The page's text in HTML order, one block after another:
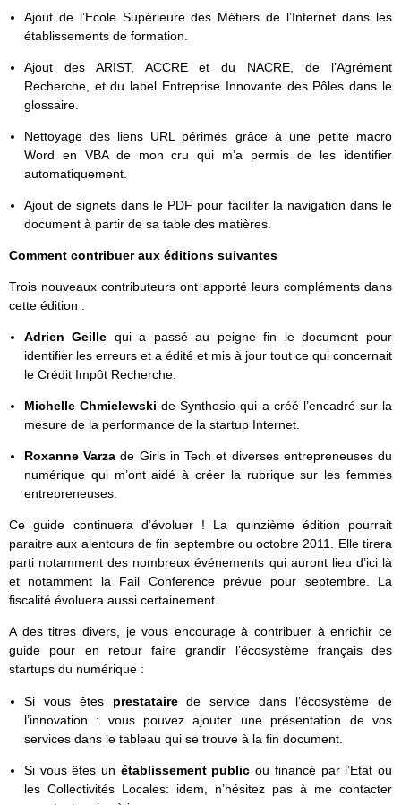
Ajout de l’Ecole Supérieure des Métiers de l’Internet dans les
établissements de formation.
Ajout des ARIST, ACCRE et du NACRE, de l’Agrément
Recherche, et du label Entreprise Innovante des Pôles dans le
glossaire.
Nettoyage des liens URL périmés grâce à une petite macro
Word en VBA de mon cru qui m’a permis de les identifier
automatiquement.
Ajout de signets dans le PDF pour faciliter la navigation dans le
document à partir de sa table des matières.
Comment contribuer aux éditions suivantes
Trois nouveaux contributeurs ont apporté leurs compléments dans
cette édition :
Adrien Geille qui a passé au peigne fin le document pour
identifier les erreurs et a édité et mis à jour tout ce qui concernait
le Crédit Impôt Recherche.
Michelle Chmielewskide Synthesio qui a créé l’encadré sur la
mesure de la performance de la startup Internet.
Roxanne Varzade Girls in Tech et diverses entrepreneuses du
numérique qui m’ont aidé à créer la rubrique sur les femmes
entrepreneuses.
Ce guide continuera d’évoluer ! La quinzième édition pourrait
paraitre aux alentours de fin septembre ou octobre 2011. Elle tirera
parti notamment des nombreux événements qui auront lieu d’ici là
et notamment la Fail Conference prévue pour septembre. La
fiscalité évoluera aussi certainement.
A des titres divers, je vous encourage à contribuer à enrichir ce
guide pour en retour faire grandir l’écosystème français des
startups du numérique :
Si vous êtes prestatairede service dans l’écosystème de
l’innovation : vous pouvez ajouter une présentation de vos
services dans le tableau qui se trouve à la fin document.
Si vous êtes un établissement publicou financé par l’Etat ou
les Collectivités Locales: idem, n’hésitez pas à me contacter